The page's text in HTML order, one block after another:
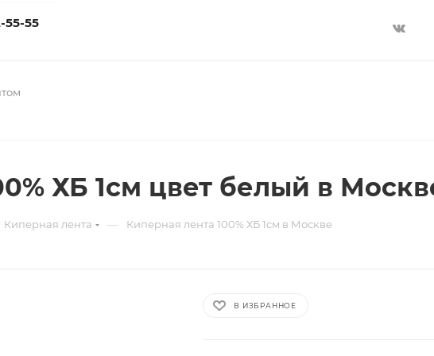
55-55
ХБ 1см цвет белый в
Киперная лента — Киперная лента 100% ХБ 1см в Москве
В ИЗБРАННОЕ